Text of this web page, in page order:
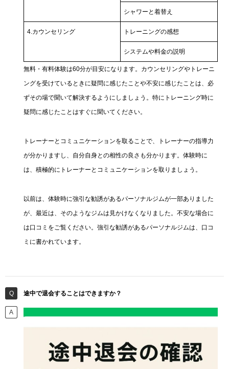
シャワーと着替え
4.カウンセリング トレーニングの感想
システムや料金の説明
無料・有料体験は60分が目安になります。カウンセリングやトレーニ
ングを受けているときに疑問に感じたことや不安に感じたことは、必
ずその場で聞いて解決するようにしましょう。特にトレーニング時に
疑問に感じたことはすぐに聞いてください。
トレーナーとコミュニケーションを取ることで、トレーナーの指導力
が分かりますし、自分自身との相性の良さも分かります。体験時に
は、積極的にトレーナーとコミュニケーションを取りましょう。
以前は、体験時に強引な勧誘があるパーソナルジムが一部ありました
が、最近は、そのようなジムは見かけなくなりました。不安な場合に
は口コミをご覧ください。強引な勧誘があるパーソナルジムは、口コ
ミに書かれています。
途中で退会することはできますか？